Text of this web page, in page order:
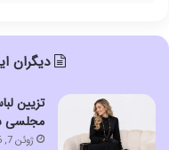
دیگران
مجلسی
ژوئن 7, 2026